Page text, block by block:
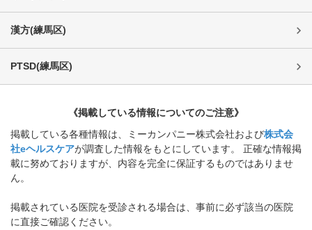
漢方(練馬区)
PTSD(練馬区)
《掲載している情報についてのご注意》
掲載している各種情報は、ミーカンパニー株式会社および株式会
社eヘルスケアが調査した情報をもとにしています。 正確な情報掲
載に努めておりますが、内容を完全に保証するものではありませ
ん。
掲載されている医院を受診される場合は、事前に必ず該当の医院
に直接ご確認ください。